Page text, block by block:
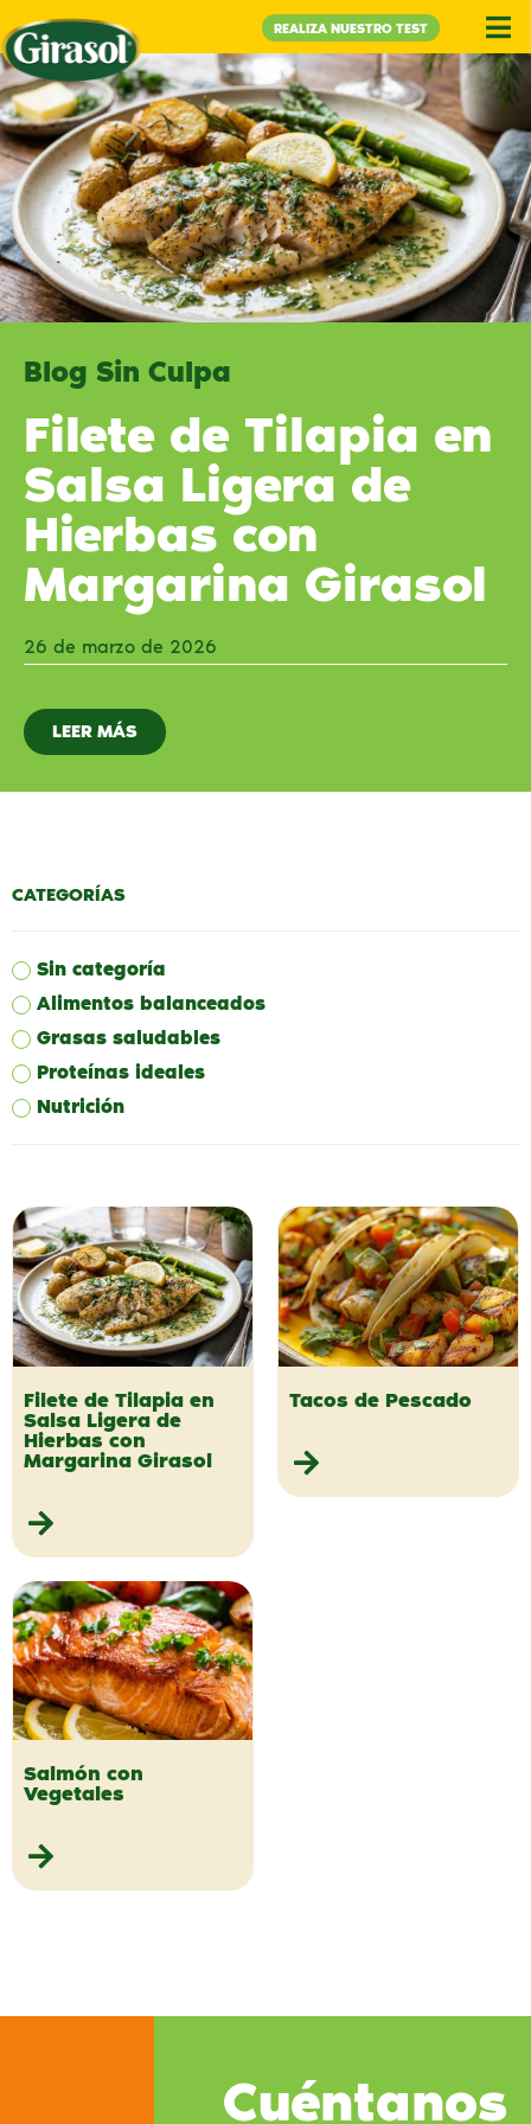
REALIZA NUESTRO TEST
Blog Sin Culpa
Filete de Tilapia en
Salsa Ligera de
Hierbas con
Margarina Girasol
26 de marzo de 2026
LEER MÁS
CATEGORÍAS
Sin categoría
Alimentos balanceados
Grasas saludables
Proteínas ideales
Nutrición
Filete de Tilapia en
Salsa Ligera de
Hierbas con
Margarina Girasol
Tacos de Pescado
Salmón con
Vegetales
Cuéntanos